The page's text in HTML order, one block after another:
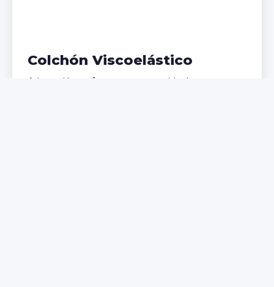
Colchón Viscoelástico
Adaptación perfecta a tu cuerpo, ideal para